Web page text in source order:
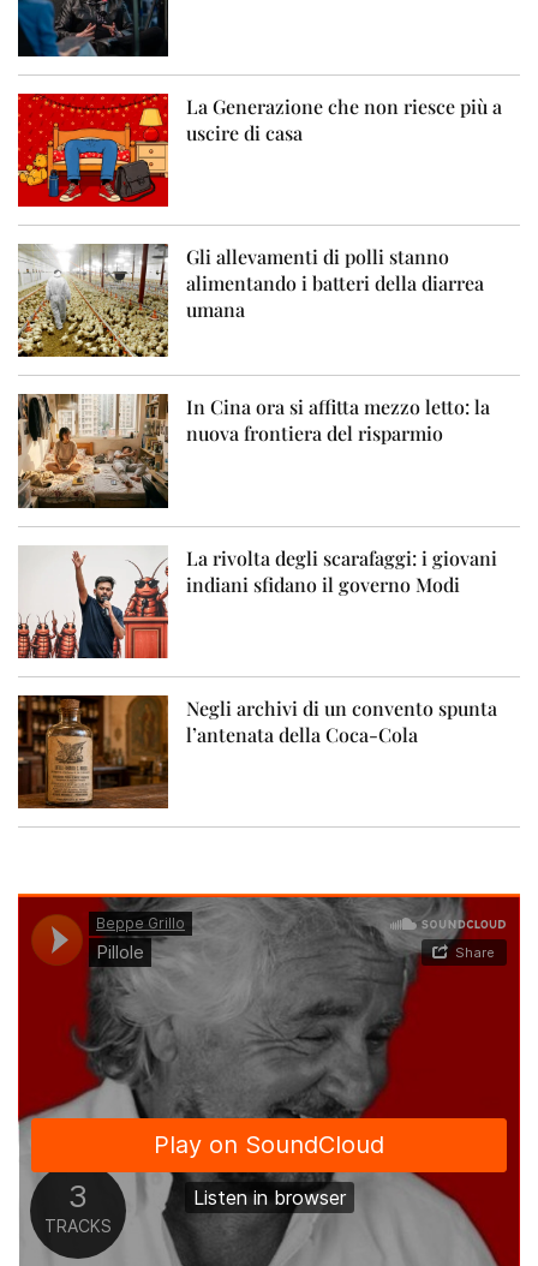
La Generazione che non riesce più a
uscire di casa
Gli allevamenti di polli stanno
alimentando i batteri della diarrea
umana
In Cina ora si affitta mezzo letto: la
nuova frontiera del risparmio
La rivolta degli scarafaggi: i giovani
indiani sfidano il governo Modi
Negli archivi di un convento spunta
l’antenata della Coca-Cola